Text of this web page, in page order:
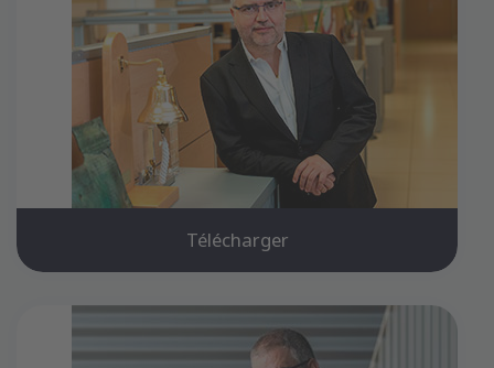
Télécharger